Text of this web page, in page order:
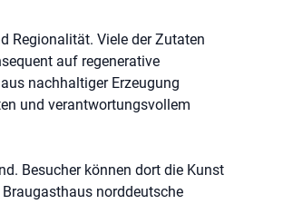
Regionalität. Viele der Zutaten
auf regenerative
nachhaltiger Erzeugung
und verantwortungsvollem
Besucher können dort die Kunst
norddeutsche